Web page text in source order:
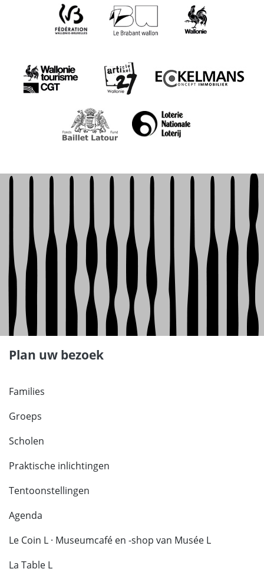
Plan uw bezoek
Families
Groeps
Scholen
Praktische inlichtingen
Tentoonstellingen
Agenda
Le Coin L · Museumcafé en -shop van Musée L
La Table L